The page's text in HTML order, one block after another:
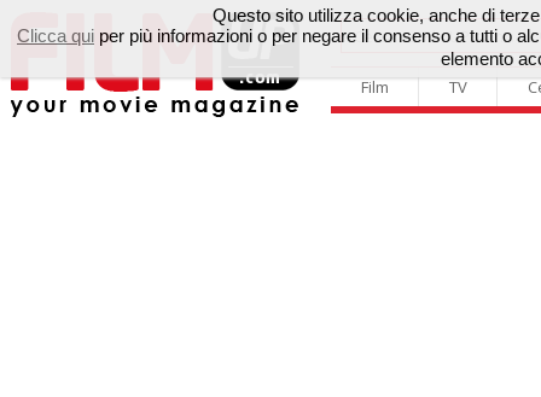
Film TV
Questo sito utilizza cookie, anche di
Clicca qui per più informazioni o per negare il consenso a tutti o
elemento